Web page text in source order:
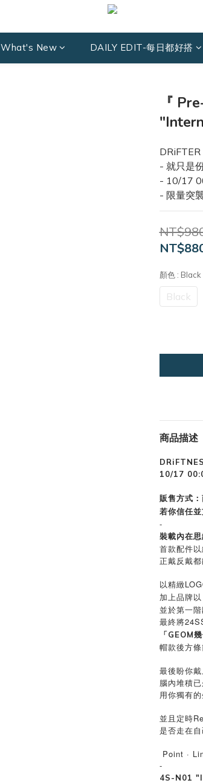
What's New DAILY EDIT-每日都好搭
『
DRiFTER
- 就只是
- 10/17
- 限量突
顏色 : Black
Black
商品描述
10/17
販售方式
若你信任
-
裝載內在
首款配件
正戴反戴
以精緻
加上品牌以
並於第一
最終將
「GEOM
帽款後方
最後盼你
腦內堆積
用你獨有
並且定時
是否走在自
Point ·
-
4S-N01